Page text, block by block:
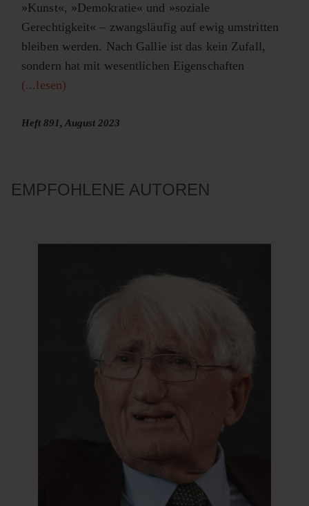
»Kunst«, »Demokratie« und »soziale
Gerechtigkeit« – zwangsläufig auf ewig umstritten
bleiben werden. Nach Gallie ist das kein Zufall,
sondern hat mit wesentlichen Eigenschaften
(...lesen)
Heft 891, August 2023
EMPFOHLENE AUTOREN